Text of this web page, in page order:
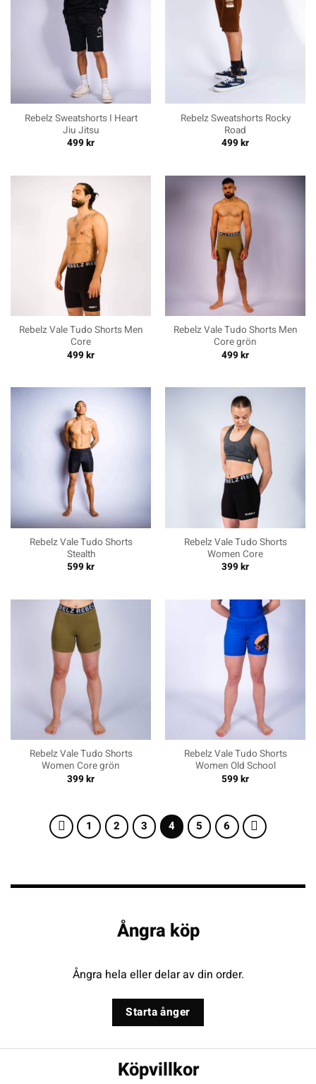
Rebelz Sweatshorts I Heart
Jiu Jitsu
499kr
Rebelz Sweatshorts Rocky
Road
499kr
Rebelz Vale Tudo Shorts Men
Core
499kr
Rebelz Vale Tudo Shorts Men
Core grön
499kr
Rebelz Vale Tudo Shorts
Stealth
599kr
Rebelz Vale Tudo Shorts
Women Core
399kr
Rebelz Vale Tudo Shorts
Women Core grön
399kr
Rebelz Vale Tudo Shorts
Women Old School
599kr
1 2 3 4 5 6
Ångra köp
Ångra hela eller delar av din order.
Starta ånger
Köpvillkor